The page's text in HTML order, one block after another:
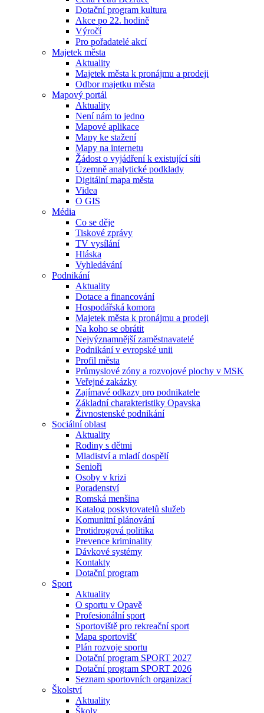
Dotační program kultura
Akce po 22. hodině
Výročí
Pro pořadatelé akcí
Majetek města
Aktuality
Majetek města k pronájmu a prodeji
Odbor majetku města
Mapový portál
Aktuality
Není nám to jedno
Mapové aplikace
Mapy ke stažení
Mapy na internetu
Žádost o vyjádření k existující síti
Územně analytické podklady
Digitální mapa města
Videa
O GIS
Média
Co se děje
Tiskové zprávy
TV vysílání
Hláska
Vyhledávání
Podnikání
Aktuality
Dotace a financování
Hospodářská komora
Majetek města k pronájmu a prodeji
Na koho se obrátit
Nejvýznamnější zaměstnavatelé
Podnikání v evropské unii
Profil města
Průmyslové zóny a rozvojové plochy v MSK
Veřejné zakázky
Zajímavé odkazy pro podnikatele
Základní charakteristiky Opavska
Živnostenské podnikání
Sociální oblast
Aktuality
Rodiny s dětmi
Mladiství a mladí dospělí
Senioři
Osoby v krizi
Poradenství
Romská menšina
Katalog poskytovatelů služeb
Komunitní plánování
Protidrogová politika
Prevence kriminality
Dávkové systémy
Kontakty
Dotační program
Sport
Aktuality
O sportu v Opavě
Profesionální sport
Sportoviště pro rekreační sport
Mapa sportovišť
Plán rozvoje sportu
Dotační program SPORT 2027
Dotační program SPORT 2026
Seznam sportovních organizací
Školství
Aktuality